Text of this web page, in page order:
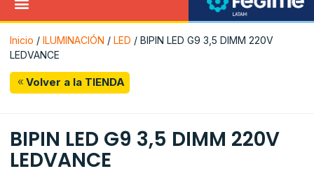
Inicio / ILUMINACIÓN / LED / BIPIN LED G9 3,5 DIMM 220V
LEDVANCE
Volver a la TIENDA
BIPIN LED G9 3,5 DIMM 220V
LEDVANCE